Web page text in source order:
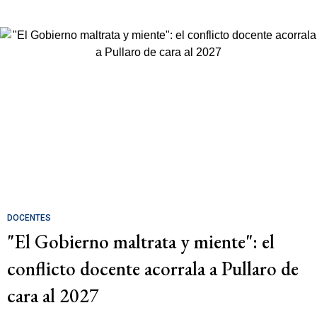
DOCENTES
"El Gobierno maltrata y miente": el
conflicto docente acorrala a Pullaro de
cara al 2027